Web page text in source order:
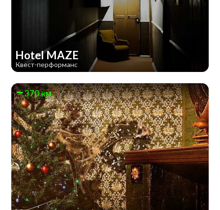
Hotel MAZE
Квест-перформанс
370 км